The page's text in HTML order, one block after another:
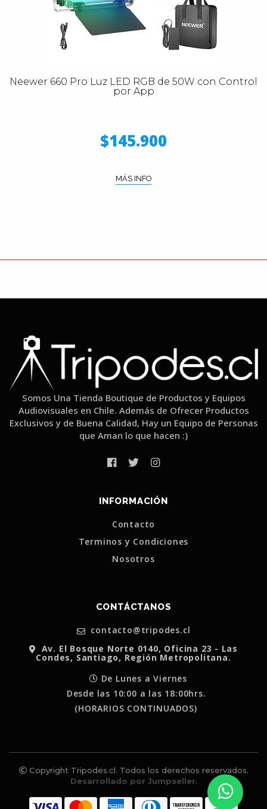
Neewer 660 Pro Luz LED RGB de 50W con Control
por App
$145.900
MÁS INFO
Somos Una Tienda Boutique de Productos y Equipos
Audiovisuales en Chile. Además de Ofrecer Productos
Exclusivos y de Buena Calidad, Hay un Equipo de Personas
que Aman lo que hacen :)
INFORMACIÓN
Contacto
Terminos y Condiciones
Nosotros
CONTÁCTANOS
contacto@tripodes.cl
Av. El Bosque Norte 0140, Oficina 23 - Las
Condes, Santiago, Región Metropolitana.
De Lunes a Viernes
Desde las 10:00 a las 18:00hrs.
(HORARIOS CONTINUADOS)
Copyright Tripodes.cl. Todos los derechos reservados.
Desarrollado por Jumpseller.